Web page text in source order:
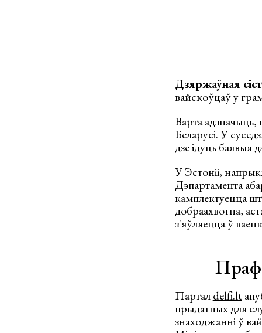
Дзяржаўная
вайскоўцаў у
Варта адзначыць,
Беларусі. У
дзе ідуць баявыя
У Эстоніі,
Дэпартамента
камплектуецца
добраахвотна,
з'яўляецца ў
Парталdelfi.lt
прыдатных для
знаходжанні ў